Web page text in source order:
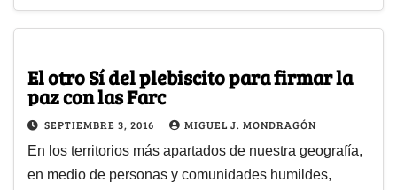
El otro Sí del plebiscito para firmar la
paz con las Farc
SEPTIEMBRE 3, 2016 MIGUEL J. MONDRAGÓN
En los territorios más apartados de nuestra geografía,
en medio de personas y comunidades humildes,